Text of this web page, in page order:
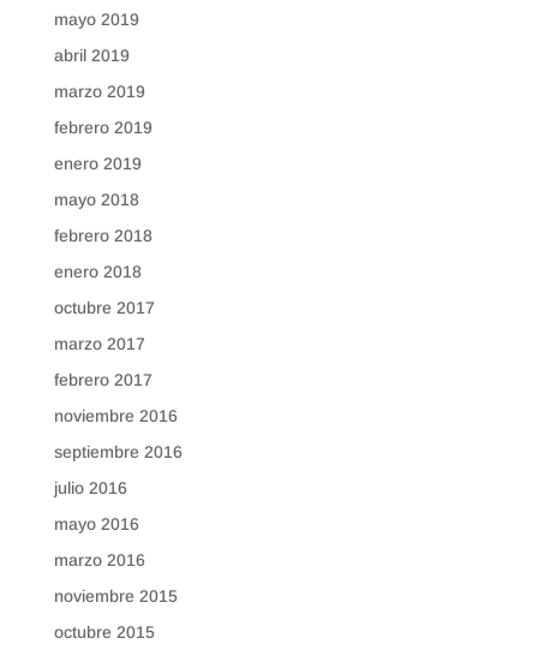
mayo 2019
abril 2019
marzo 2019
febrero 2019
enero 2019
mayo 2018
febrero 2018
enero 2018
octubre 2017
marzo 2017
febrero 2017
noviembre 2016
septiembre 2016
julio 2016
mayo 2016
marzo 2016
noviembre 2015
octubre 2015